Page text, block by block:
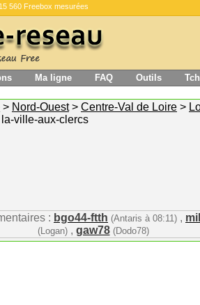
15 560 Freebox mesurées
Ma ligne FAQ Outils
> Nord-Ouest> Centre-Val de Loire >
la-ville-aux-clercs
: bgo44-ftth (Antaris à 08:11) ,
(Logan), gaw78 (Dodo78)